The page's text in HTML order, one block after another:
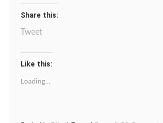
Share this:
Tweet
Like this:
Loading...